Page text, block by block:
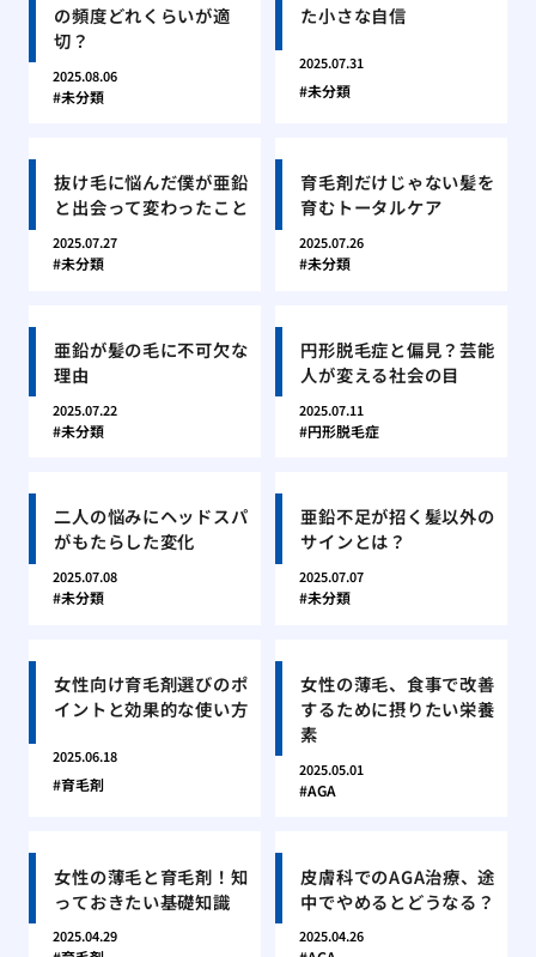
の頻度どれくらいが適
切？
2025.08.06
未分類
た小さな自信
2025.07.31
未分類
抜け毛に悩んだ僕が亜鉛
と出会って変わったこと
2025.07.27
未分類
育毛剤だけじゃない髪を
育むトータルケア
2025.07.26
未分類
亜鉛が髪の毛に不可欠な
理由
2025.07.22
未分類
円形脱毛症と偏見？芸能
人が変える社会の目
2025.07.11
円形脱毛症
二人の悩みにヘッドスパ
がもたらした変化
2025.07.08
未分類
亜鉛不足が招く髪以外の
サインとは？
2025.07.07
未分類
女性向け育毛剤選びのポ
イントと効果的な使い方
2025.06.18
育毛剤
女性の薄毛、食事で改善
するために摂りたい栄養
素
2025.05.01
AGA
女性の薄毛と育毛剤！知
っておきたい基礎知識
2025.04.29
皮膚科でのAGA治療、途
中でやめるとどうなる？
2025.04.26